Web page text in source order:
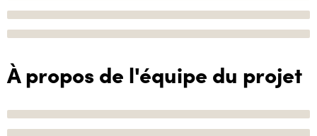
À propos de l'équipe du projet